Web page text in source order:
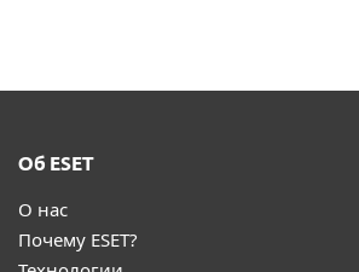
Об ESET
О нас
Почему ESET?